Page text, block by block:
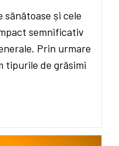
și cele
semnificativ
Prin urmare
tipurile de grăsimi